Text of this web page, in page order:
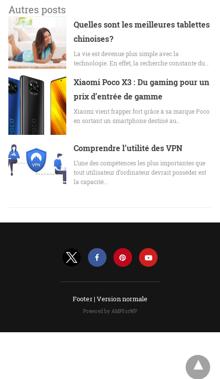
Autres posts
Quelles sont les meilleures tablettes
chinoises ?
La vie est devenue plus simple avec la
technologie. En effet, la recherche constante du…
Xiaomi Poco X3 : Du gaming pour un
prix d’entrée de gamme
Xiaomi vient frapper fort grâce à sa marque Poco
en sortant un smartphone destiné au…
Comprendre l’utilité des VPN
L’une des compétences les plus importantes que
tout utilisateur d’ordinateur devrait posséder est
la capacité…
Footer |Version normale
Powered by AMPforWP